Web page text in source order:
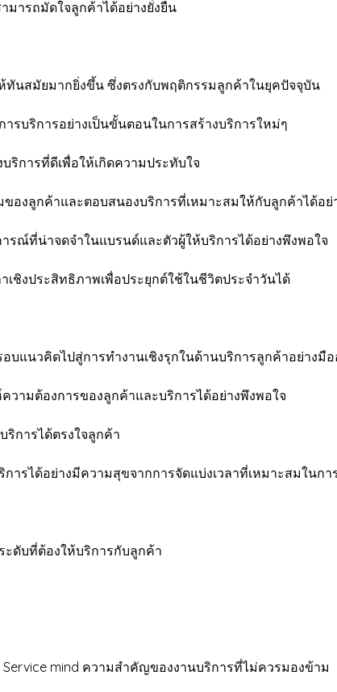
มารถมัดใจลูกค้าได้อย่างยั่งยืน
สมัยมากยิ่งขึ้น ซึ่งตรงกับพฤติกรรมลูกค้าในยุคปัจจุบัน
การอย่างเป็นขั้นตอนในการสร้างบริการใหม่ๆ
ารที่ดีเพื่อให้เกิดความประทับใจ
ลูกค้าและตอบสนองบริการที่เหมาะสมให้กับลูกค้าได้อย่
ที่น่าจดจำในแบรนด์และตัวผู้ให้บริการได้อย่างพึงพอใจ
ประสิทธิภาพเพื่อประยุกต์ใช้ในชีวิตประจำวันได้
วคิดไปสู่การทำงานเชิงรุกในด้านบริการลูกค้าอย่างมื
มต้องการของลูกค้าและบริการได้อย่างพึงพอใจ
ารได้ตรงใจลูกค้า
ได้อย่างมีความสุขจากการจัดแบ่งเวลาที่เหมาะสมในกา
ดับที่ต้องให้บริการกับลูกค้า
mind ความสำคัญของงานบริการที่ไม่ควรมองข้าม